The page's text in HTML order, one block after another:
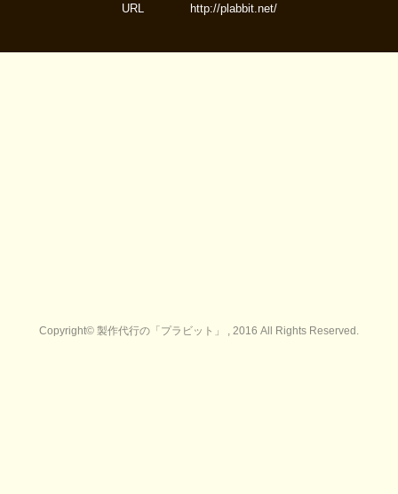
URL http://plabbit.net/
Copyright© 製作代行の「プラビット」 , 2016 All Rights Reserved.